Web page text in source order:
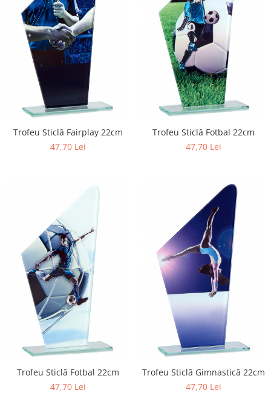
Trofeu Sticlă Fairplay 22cm
47,70 Lei
Trofeu Sticlă Fotbal 22cm
47,70 Lei
Trofeu Sticlă Fotbal 22cm
47,70 Lei
Trofeu Sticlă Gimnastică 22cm
47,70 Lei